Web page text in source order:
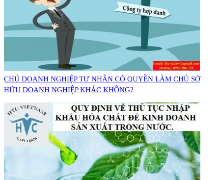
CHỦ DOANH NGHIỆP TƯ NHÂN CÓ QUYỀN LÀM CHỦ SỞ
HỮU DOANH NGHIỆP KHÁC KHÔNG?